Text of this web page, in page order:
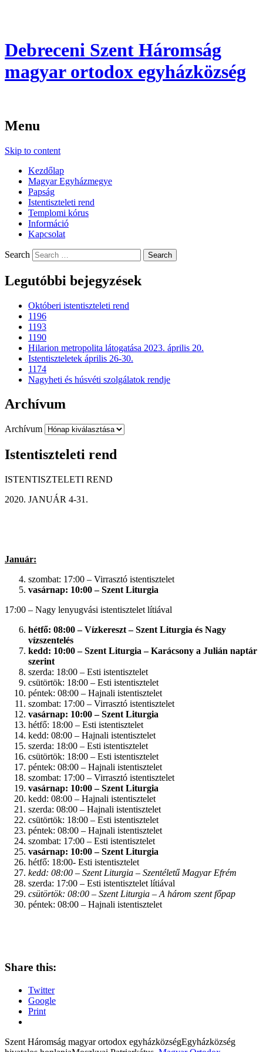
Debreceni Szent Háromság
magyar ortodox egyházközség
Menu
Skip to content
Kezdőlap
Magyar Egyházmegye
Papság
Istentiszteleti rend
Templomi kórus
Információ
Kapcsolat
Search
Legutóbbi bejegyzések
Októberi istentiszteleti rend
1196
1193
1190
Hilarion metropolita látogatása 2023. április 20.
Istentiszteletek április 26-30.
1174
Nagyheti és húsvéti szolgálatok rendje
Archívum
Archívum
Istentiszteleti rend
ISTENTISZTELETI REND
JANUÁR 4-31.
Január:
szombat: 17:00 – Virrasztó istentisztelet
vasárnap: 10:00 – Szent Liturgia
17:00 – Nagy lenyugvási istentisztelet lítiával
hétfő: 08:00 – Vízkereszt – Szent Liturgia és Nagy
vízszentelés
kedd: 10:00 – Szent Liturgia – Karácsony a Julián naptár
szerint
szerda: 18:00 – Esti istentisztelet
csütörtök: 18:00 – Esti istentisztelet
péntek: 08:00 – Hajnali istentisztelet
szombat: 17:00 – Virrasztó istentisztelet
vasárnap: 10:00 – Szent Liturgia
hétfő: 18:00 – Esti istentisztelet
kedd: 08:00 – Hajnali istentisztelet
szerda: 18:00 – Esti istentisztelet
csütörtök: 18:00 – Esti istentisztelet
péntek: 08:00 – Hajnali istentisztelet
szombat: 17:00 – Virrasztó istentisztelet
vasárnap: 10:00 – Szent Liturgia
kedd: 08:00 – Hajnali istentisztelet
szerda: 08:00 – Hajnali istentisztelet
csütörtök: 18:00 – Esti istentisztelet
péntek: 08:00 – Hajnali istentisztelet
szombat: 17:00 – Esti istentisztelet
vasárnap: 10:00 – Szent Liturgia
hétfő: 18:00- Esti istentisztelet
kedd: 08:00 – Szent Liturgia – Szentéletű Magyar Efrém
szerda: 17:00 – Esti istentisztelet lítiával
csütörtök: 08:00 – Szent Liturgia – A három szent főpap
péntek: 08:00 – Hajnali istentisztelet
Share this:
Twitter
Google
Print
Szent Háromság magyar ortodox egyházközségEgyházközség